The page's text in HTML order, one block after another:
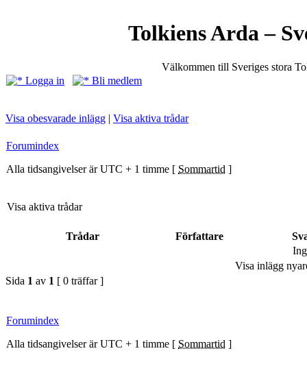
Tolkiens Arda –
Välkommen till Sveriges stora
Logga in
Bli medlem
Visa obesvarade inlägg | Visa aktiva trådar
Forumindex
Alla tidsangivelser är UTC + 1 timme [ Sommartid ]
Visa aktiva trådar
Trådar Författare
Visa inlägg
Sida 1 av 1 [ 0 träffar ]
Forumindex
Alla tidsangivelser är UTC + 1 timme [ Sommartid ]